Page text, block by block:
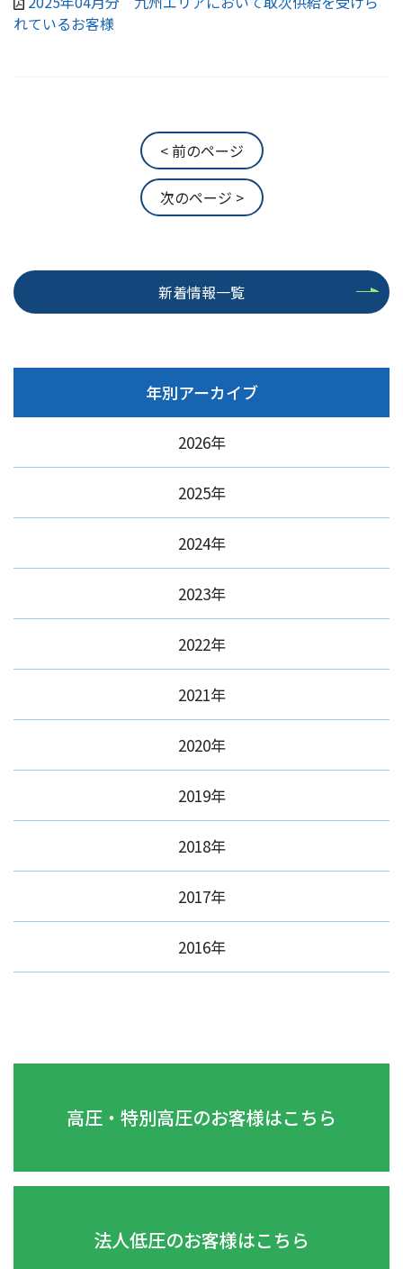
れているお客様
< 前のページ
次のページ >
新着情報一覧
年別アーカイブ
2026年
2025年
2024年
2023年
2022年
2021年
2020年
2019年
2018年
2017年
2016年
高圧・特別高圧のお客様はこちら
法人低圧のお客様はこちら